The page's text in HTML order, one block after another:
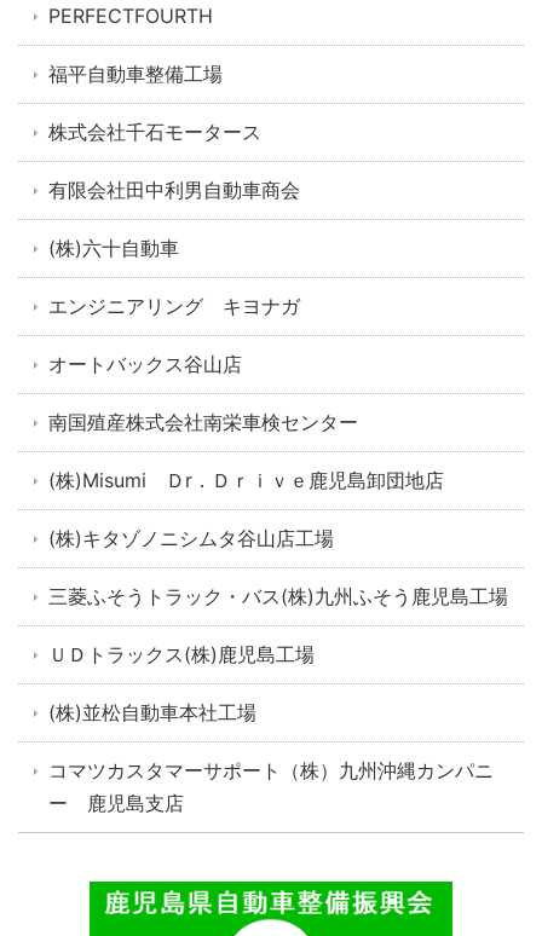
PERFECTFOURTH
福平自動車整備工場
株式会社千石モータース
有限会社田中利男自動車商会
(株)六十自動車
エンジニアリング キヨナガ
オートバックス谷山店
南国殖産株式会社南栄車検センター
(株)Misumi Ｄr．Ｄｒｉｖｅ鹿児島卸団地店
(株)キタゾノニシムタ谷山店工場
三菱ふそうトラック・バス(株)九州ふそう鹿児島工場
ＵＤトラックス(株)鹿児島工場
(株)並松自動車本社工場
コマツカスタマーサポート（株）九州沖縄カンパニ
ー 鹿児島支店